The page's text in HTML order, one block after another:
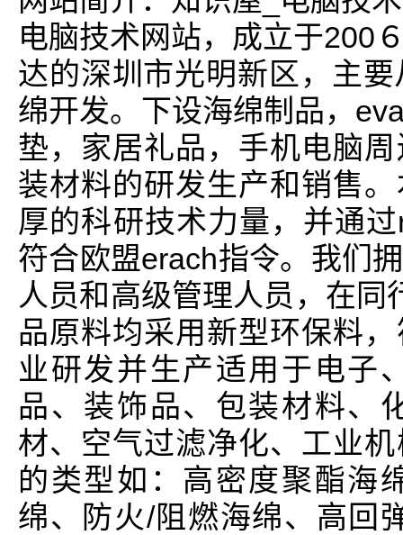
电脑技术网站，成立于200
达的深圳市光明新区，主
绵开发。下设海绵制品，
垫，家居礼品，手机电脑
装材料的研发生产和销售
厚的科研技术力量，并通
符合欧盟erach指令。我们
人员和高级管理人员，在
品原料均采用新型环保料
业研发并生产适用于电子
品、装饰品、包装材料、
材、空气过滤净化、工业
的类型如：高密度聚酯海
绵、防火/阻燃海绵、高回